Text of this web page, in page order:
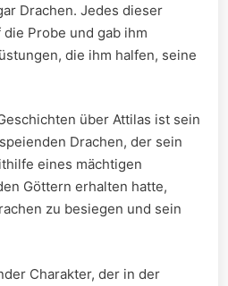
Drachen. Jedes dieser
Probe und gab ihm
‌die​ ihm halfen, seine
über⁤ Attilas ist sein
Drachen, der sein
eines mächtigen‍
‍Göttern erhalten hatte,⁣
zu besiegen und sein
Charakter, der ​in⁤ der